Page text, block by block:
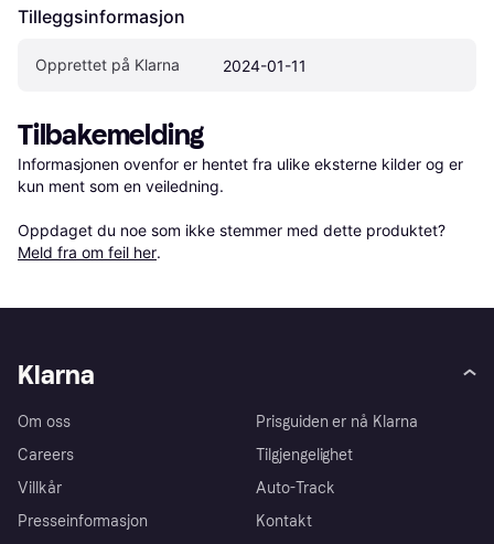
Tilleggsinformasjon
Opprettet på Klarna 2024-01-11
Tilbakemelding
Informasjonen ovenfor er hentet fra ulike eksterne kilder og er
kun ment som en veiledning.
Oppdaget du noe som ikke stemmer med dette produktet?
Meld fra om feil her.
Klarna
Om oss
Careers
Villkår
Presseinformasjon
Prisguiden er nå Klarna
Tilgjengelighet
Auto-Track
Kontakt